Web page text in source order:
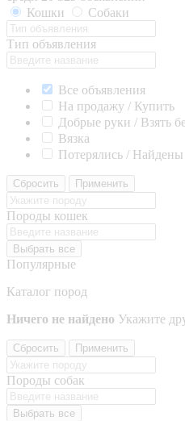
Кошки
Собаки
Тип объявления
Все объявления
На продажу / Купить
Добрые руки / Взять
Вязка
Потерялись / Найдены
Сбросить Применить
Породы кошек
Выбрать все
Популярные
Каталог пород
Ничего не найдено Укажите
Сбросить Применить
Породы собак
Выбрать все